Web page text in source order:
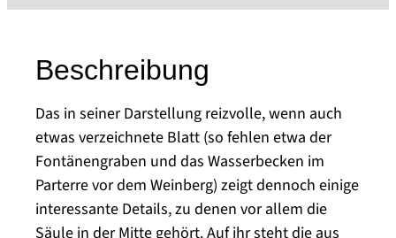
Beschreibung
Das in seiner Darstellung reizvolle, wenn auch
etwas verzeichnete Blatt (so fehlen etwa der
Fontänengraben und das Wasserbecken im
Parterre vor dem Weinberg) zeigt dennoch einige
interessante Details, zu denen vor allem die
Säule in der Mitte gehört. Auf ihr steht die aus